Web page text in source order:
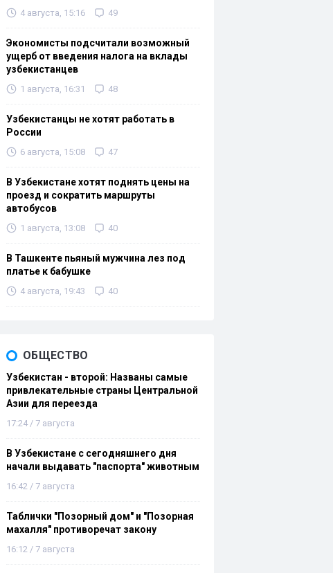
4 августа, 15:16 49
Экономисты подсчитали возможный
ущерб от введения налога на вклады
узбекистанцев
1 августа, 16:31 48
Узбекистанцы не хотят работать в
России
6 августа, 15:08 47
В Узбекистане хотят поднять цены на
проезд и сократить маршруты
автобусов
1 августа, 13:08 40
В Ташкенте пьяный мужчина лез под
платье к бабушке
4 августа, 19:43 40
ОБЩЕСТВО
Узбекистан - второй: Названы самые
привлекательные страны Центральной
Азии для переезда
17:24 / 7 августа
В Узбекистане с сегодняшнего дня
начали выдавать "паспорта" животным
16:42 / 7 августа
Таблички "Позорный дом" и "Позорная
махалля" противоречат закону
16:12 / 7 августа